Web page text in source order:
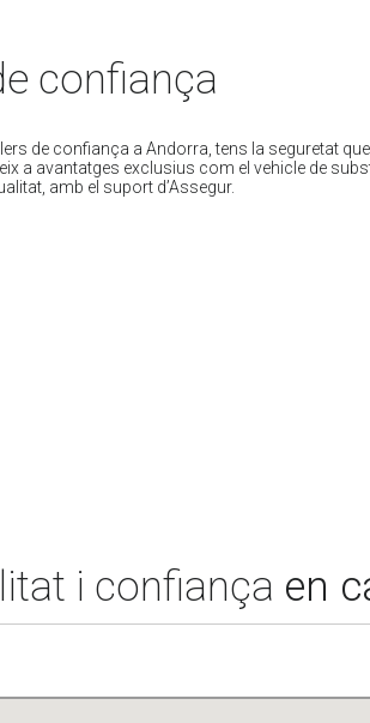
confiança
de confiança a Andorra, tens la seguretat
a avantatges exclusius com el vehicle de
amb el suport d’Assegur.
i confiança en